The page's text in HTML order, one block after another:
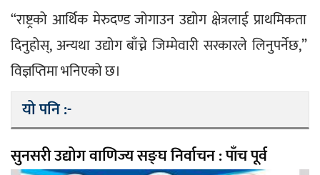
“राष्ट्रको आर्थिक मेरुदण्ड जोगाउन उद्योग क्षेत्रलाई प्राथमिकता
दिनुहोस्, अन्यथा उद्योग बाँच्ने जिम्मेवारी सरकारले लिनुपर्नेछ,”
विज्ञप्तिमा भनिएको छ।
यो पनि :-
सुनसरी उद्योग वाणिज्य सङ्घ निर्वाचन : पाँच पूर्व